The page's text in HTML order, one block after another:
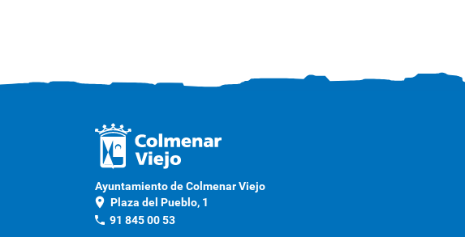
Ayuntamiento de Colmenar Viejo
location_on Plaza del Pueblo, 1
phone 91 845 00 53